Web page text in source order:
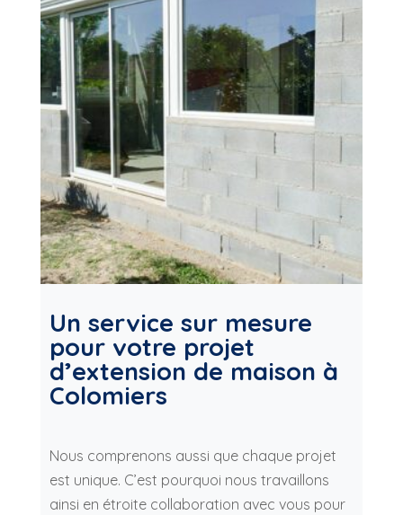
Un service sur mesure
pour votre projet
d’extension de maison à
Colomiers
Nous comprenons aussi que chaque projet
est unique. C’est pourquoi nous travaillons
ainsi en étroite collaboration avec vous pour